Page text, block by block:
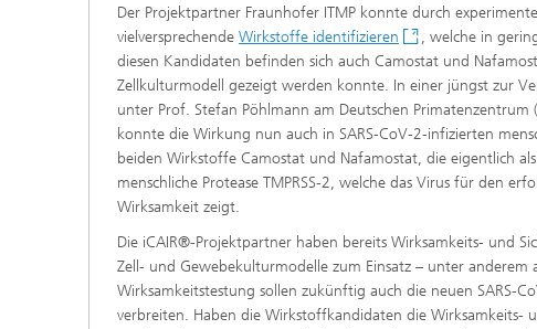
Der Projektpartner Fraunhofer ITMP konnte durch
vielversprechende Wirkstoffe identifizieren
, welche in
diesen Kandidaten befinden sich auch Camostat und
Zellkulturmodell gezeigt werden konnte. In einer jüngst zur
unter Prof. Stefan Pöhlmann am Deutschen
konnte die Wirkung nun auch in SARS-CoV-2-infizierten
beiden Wirkstoffe Camostat und Nafamostat, die eigentlich
menschliche Protease TMPRSS-2, welche das Virus für den
Wirksamkeit zeigt.
Die iCAIR®-Projektpartner haben bereits Wirksamkeits- und
Zell- und Gewebekulturmodelle zum Einsatz – unter
Wirksamkeitstestung sollen zukünftig auch die neuen SARS-
verbreiten. Haben die Wirkstoffkandidaten die Wirksamkeits-